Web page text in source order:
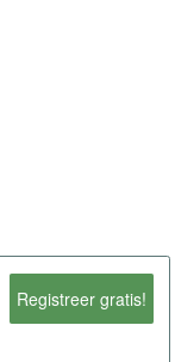
Registreer gratis!